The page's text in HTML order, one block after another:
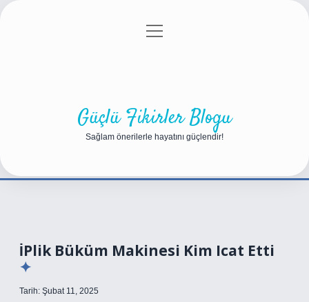
Gizlilik Politikası
menüyü
Güçlü Fikirler Blogu
Sağlam önerilerle hayatını güçlendir!
İPlik Büküm Makinesi Kim Icat Etti
Tarih: Şubat 11, 2025